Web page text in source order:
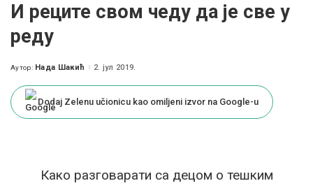
И реците свом чеду да је све у
реду
Posted
Аутор: Нада Шакић 2. јул 2019.
Dodaj Zelenu učionicu kao omiljeni izvor na Google-u
Како разговарати са децом о тешким